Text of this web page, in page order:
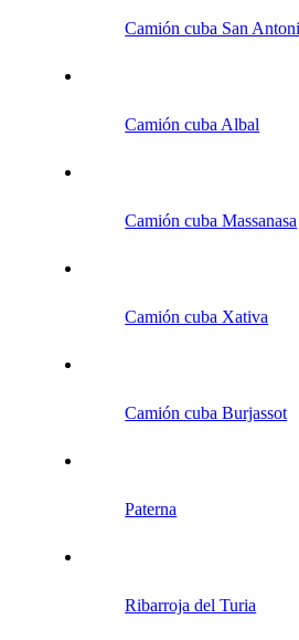
Camión cuba San
Camión cuba Albal
Camión cuba Massanasa
Camión cuba Xativa
Camión cuba Burjassot
Paterna
Ribarroja del Turia